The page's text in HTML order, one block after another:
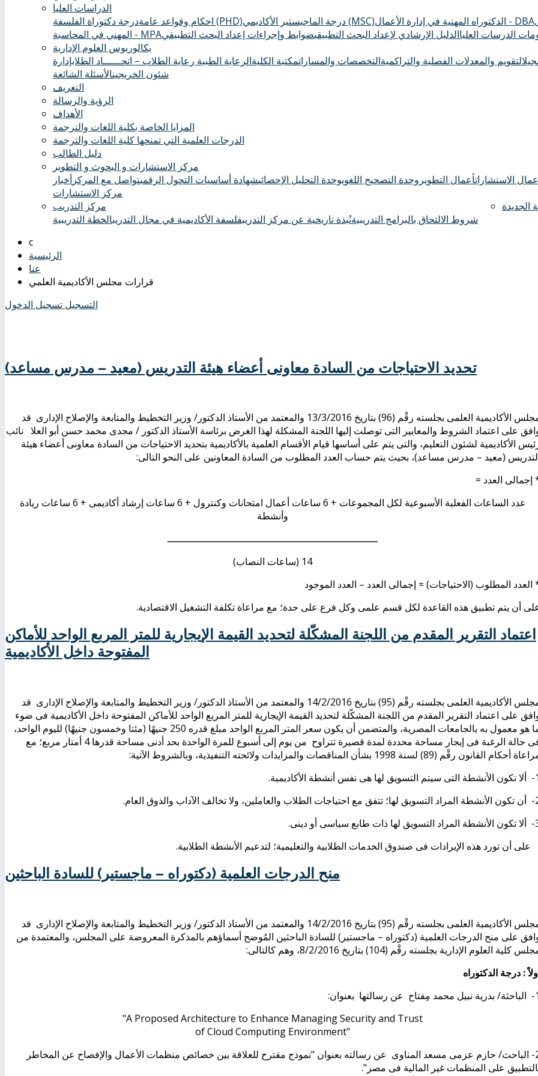
الدراسات العليا
احكام وقواعد عامة درجة دكتوراة الفلسفة (PHD) درجة الماجيستير الأكاديمي (MSC) الدكتوراه المهنية في إدارة الأعمال - DBA
المهني في المحاسبة - MPA
الدرسات العلياالدليل الإرشادي لإعداد البحث التطبيقيضوابط وإجراءات إعداد البحث التطبيقي
بكالوريوس العلوم الإدارية
التقويم والمعدلات الفصلية والتراكميةالتخصصات والمساراتمكتبة الكليةالرعاية الطبية ‏ رعاية الطلاب – اتحــــــاد الطلابإدارة
شئون الخريجينالأسئلة الشائعة
التعريف
الرؤية والرسالة
الأهداف
المزايا الخاصة بكلية اللغات والترجمة
الدرجات العلمية التي تمنحها كلية اللغات والترجمة
دليل الطالب
مركز الاستشارات و البحوث و التطوير
الاستشاراتأعمال التطوير وحدة التصحيح اللغويوحدة التحليل الإحصائيشهادة أساسيات التحول الرقميتواصل مع المركزأخبار
مركز الاستشارات
مركز التدريب
شروط الالتحاق بالبرامج التدريبيةنُبذة تاريخية عن مركز التدريبفلسفة الأكاديمية في مجال التدريبالخطة التدريبية
الجديدة
الرئيسية
عنا
قرارات مجلس الأكاديمية العلمي
التسجيل تسجيل الدخول
تحديد الاحتياجات من السادة معاونى أعضاء هيئة التدريس (معيد – مدرس مساعد)
مجلس الأكاديمية العلمى بجلسته رقْم (96) بتاريخ 13/3/2016 والمعتمد من الأستاذ الدكتور/ وزير التخطيط والمتابعة والإصلاح الإدارى قد
على اعتماد الشروط والمعايير التى توصلت إليها اللجنة المشكلة لهذا الغرض برئاسة الأستاذ الدكتور / مجدى محمد حسن أبو العلا نائب
الأكاديمية لشئون التعليم، والتى يتم على أساسها قيام الأقسام العلمية بالأكاديمية بتحديد الاحتياجات من السادة معاونى أعضاء هيئة
(معيد – مدرس مساعد)، بحيث يتم حساب العدد المطلوب من السادة المعاونين على النحو التالى:
إجمالى العدد =
عدد الساعات الفعلية الأسبوعية لكل المجموعات + 6 ساعات أعمال امتحانات وكنترول + 6 ساعات إرشاد أكاديمى + 6 ساعات ريادة
وأنشطة
ــــــــــــــــــــــــــــــــــــــــــــــــــــــــــــــــــــــ
14 (ساعات النصاب)
العدد المطلوب (الاحتياجات) = إجمالى العدد – العدد الموجود
أن يتم تطبيق هذه القاعدة لكل قسم علمى وكل فرع على حدة؛ مع مراعاة تكلفة التشغيل الاقتصادية.
اعتماد التقرير المقدم من اللجنة المشكّلة لتحديد القيمة الإيجارية للمتر المربع الواحد للأماكن
المفتوحة داخل الأكاديمية
مجلس الأكاديمية العلمى بجلسته رقْم (95) بتاريخ 14/2/2016 والمعتمد من الأستاذ الدكتور/ وزير التخطيط والمتابعة والإصلاح الإدارى قد
على اعتماد التقرير المقدم من اللجنة المشكّلة لتحديد القيمة الإيجارية للمتر المربع الواحد للأماكن المفتوحة داخل الأكاديمية فى ضوء
ما هو معمول به بالجامعات المصرية، والمتضمن أن يكون سعر المتر المربع الواحد مبلغ قدره 250 جنيهًا (مئتا وخمسون جنيهًا) لليوم الواحد،
فى حالة الرغبة فى إيجار مساحة محددة لمدة قصيرة تتراوح من يوم إلى أسبوع للمرة الواحدة بحد أدنى مساحة قدرها 4 أمتار مربع؛ مع
أحكام القانون رقْم (89) لسنة 1998 بشأن المناقصات والمزايدات ولائحته التنفيذية، وبالشروط الآتية:
1- ألا تكون الأنشطة التى سيتم التسويق لها هى نفس أنشطة الأكاديمية.
ولا تخالف الآداب والذوق العام.
طابع سياسى أو دينى.
على أن تورد هذه الإيرادات فى صندوق الخدمات الطلابية والتعليمية؛ لتدعيم الأنشطة الطلابية.
منح الدرجات العلمية (دكتوراه – ماجستير) للسادة الباحثين
مجلس الأكاديمية العلمى بجلسته رقْم (95) بتاريخ 14/2/2016 والمعتمد من الأستاذ الدكتور/ وزير التخطيط والمتابعة والإصلاح الإدارى قد
على منح الدرجات العلمية (دكتوراه – ماجستير) للسادة الباحثين المُوضح أسماؤهم بالمذكرة المعروضة على المجلس، والمعتمدة من
كلية العلوم الإدارية بجلسته رقْم (104) بتاريخ 8/2/2016، وهم كالتالى:
: درجة الدكتوراه
1- الباحثة/ بدرية نبيل محمد مِفتاح عن رسالتها بعنوان:
"A Proposed Architecture to Enhance Managing Security and Trust
of Cloud Computing Environment"
2- الباحث/ حازم عزمى مسعد المناوى عن رسالته بعنوان "نموذج مقترح للعلاقة بين خصائص منظمات الأعمال والإفصاح عن المخاطر
على المنظمات غير المالية فى مصر".